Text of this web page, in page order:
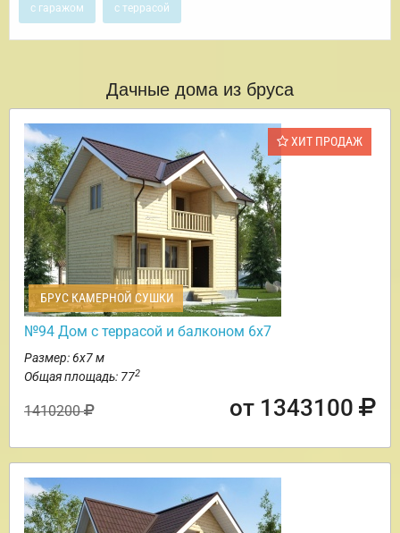
с гаражом с террасой
Дачные дома из бруса
ХИТ ПРОДАЖ
БРУС КАМЕРНОЙ СУШКИ
№94 Дом с террасой и балконом 6х7
Размер: 6х7 м
Общая площадь: 772
1410200 от 1343100